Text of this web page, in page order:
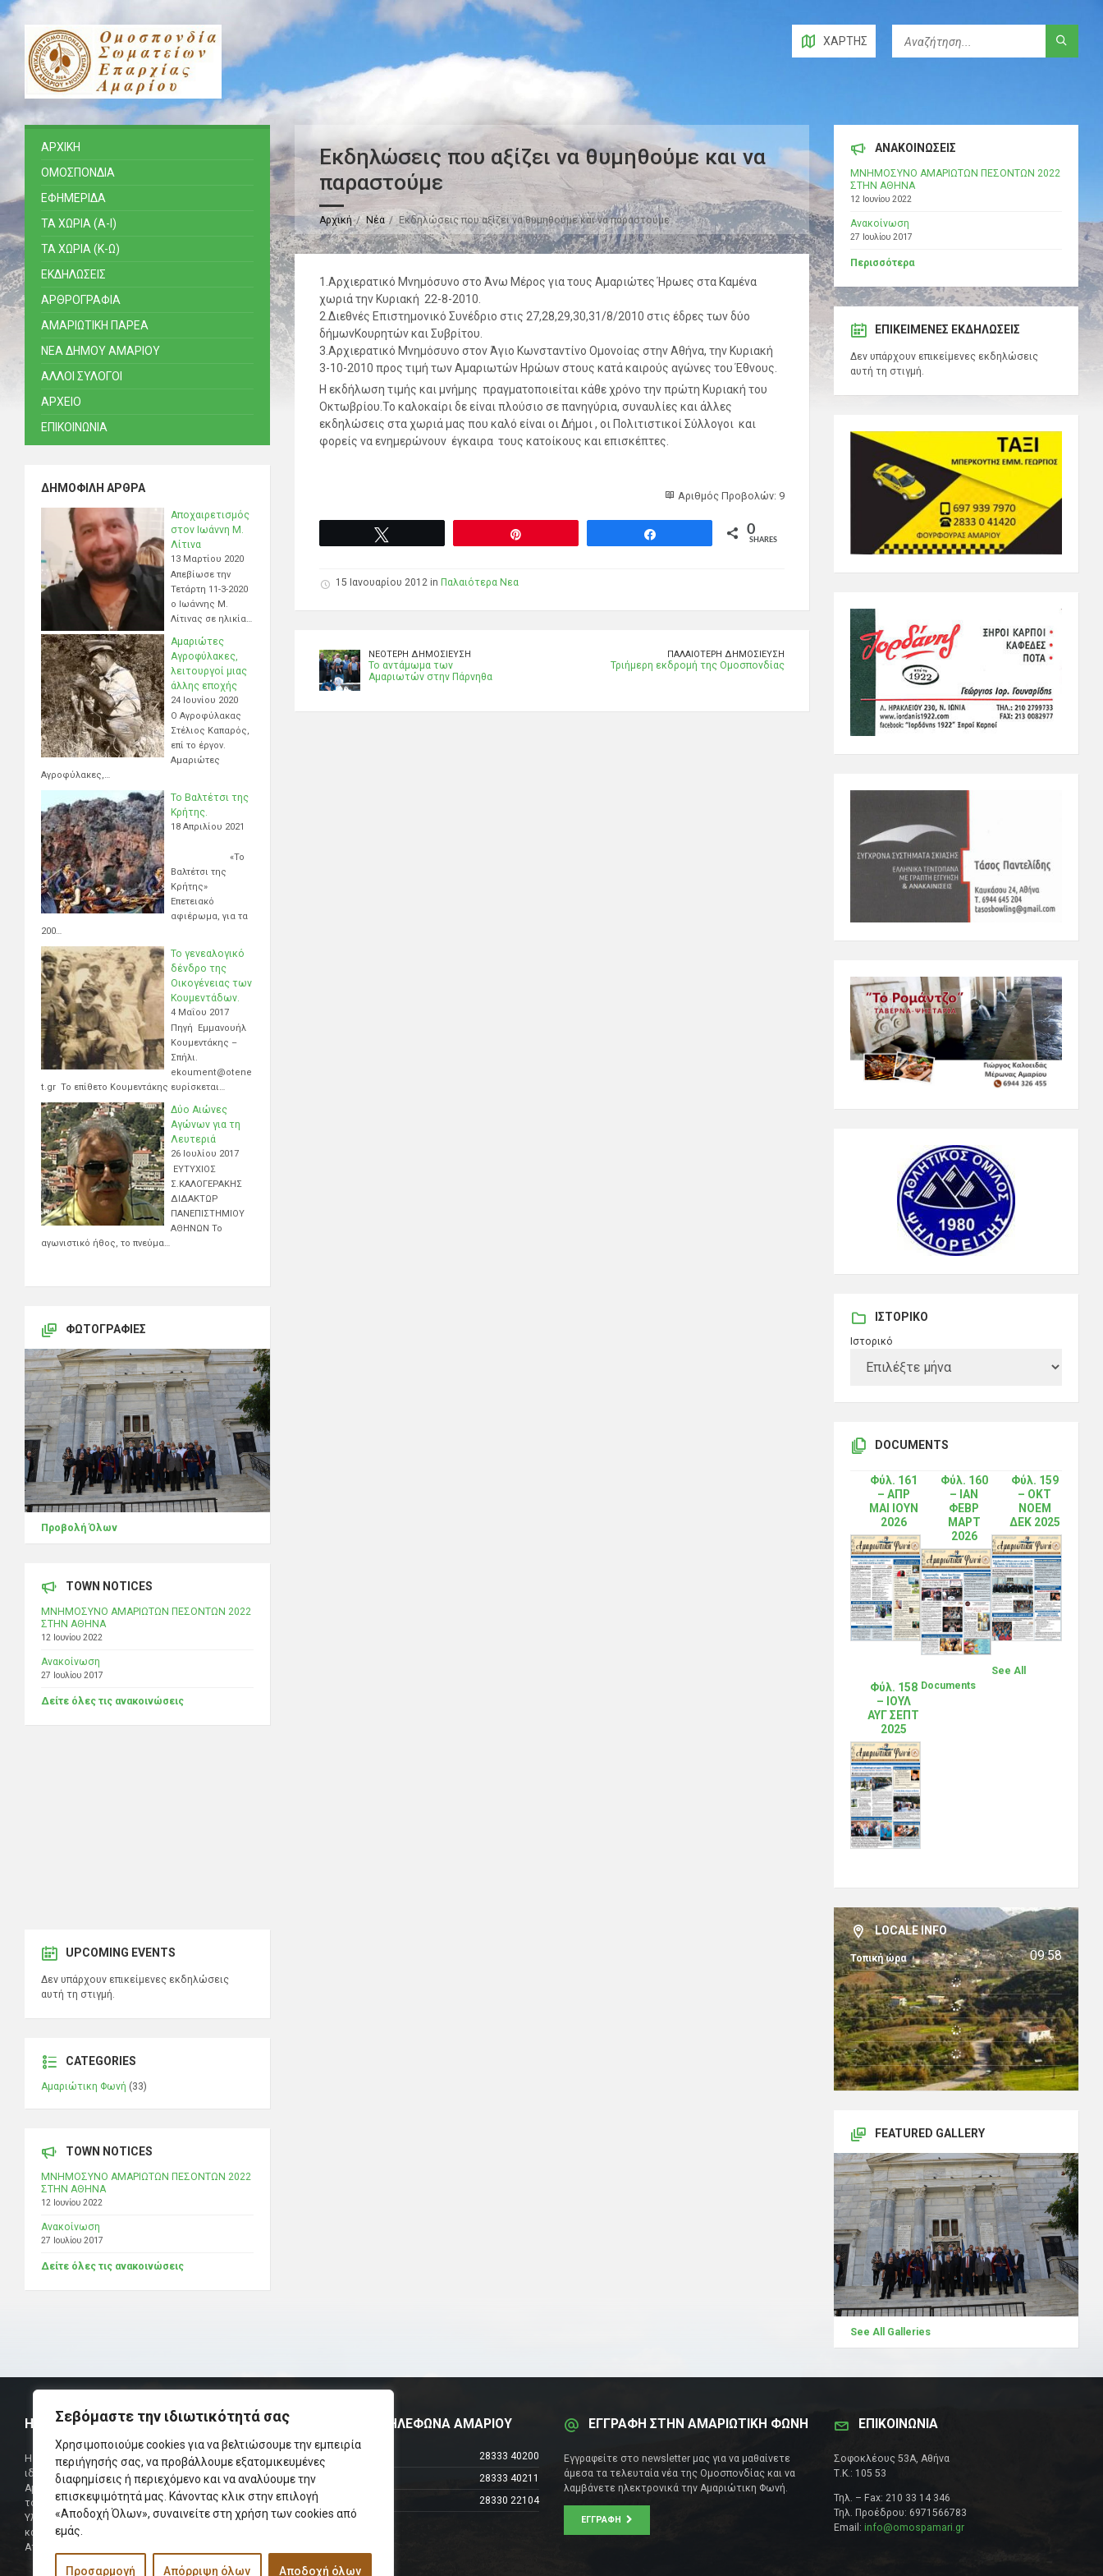
Σεβόμαστε την ιδιωτικότητά σας
Χρησιμοποιούμε cookies για να βελτιώσουμε την εμπειρία
περιήγησής σας, να προβάλλουμε εξατομικευμένες
διαφημίσεις ή περιεχόμενο και να αναλύουμε την
επισκεψιμότητά μας. Κάνοντας κλικ στην επιλογή
«Αποδοχή Όλων», συναινείτε στη χρήση των cookies από
εμάς.
Προσαρμογή Απόρριψη όλων Αποδοχή όλων
ΧΆΡΤΗΣ
Εκδηλώσεις που αξίζει να θυμηθούμε και να
παραστούμε
Αρχική Νέα Εκδηλώσεις που αξίζει να θυμηθούμε και να παραστούμε
1.Αρχιερατικό Μνημόσυνο στο Άνω Μέρος για τους Αμαριώτες Ήρωες στα Καμένα
χωριά την Κυριακή 22-8-2010.
2.Διεθνές Επιστημονικό Συνέδριο στις 27,28,29,30,31/8/2010 στις έδρες των δύο
δήμωνΚουρητών και Συβρίτου.
3.Αρχιερατικό Μνημόσυνο στον Άγιο Κωνσταντίνο Ομονοίας στην Αθήνα, την Κυριακή
3-10-2010 προς τιμή των Αμαριωτών Ηρώων στους κατά καιρούς αγώνες του Έθνους.
Η εκδήλωση τιμής και μνήμης πραγματοποιείται κάθε χρόνο την πρώτη Κυριακή του
Οκτωβρίου.Το καλοκαίρι δε είναι πλούσιο σε πανηγύρια, συναυλίες και άλλες
εκδηλώσεις στα χωριά μας που καλό είναι οι Δήμοι , οι Πολιτιστικοί Σύλλογοι και
φορείς να ενημερώνουν έγκαιρα τους κατοίκους και επισκέπτες.
Αριθμός Προβολών: 9
0
SHARES
15 Ιανουαρίου 2012 in Παλαιότερα Νεα
ΝΕΌΤΕΡΗ ΔΗΜΟΣΊΕΥΣΗ
Το αντάμωμα των
Αμαριωτών στην Πάρνηθα
ΠΑΛΑΙΌΤΕΡΗ ΔΗΜΟΣΊΕΥΣΗ
Τριήμερη εκδρομή της Ομοσπονδίας
ΑΡΧΙΚΗ
ΟΜΟΣΠΟΝΔΙΑ
ΕΦΗΜΕΡΙΔΑ
ΤΑ ΧΩΡΙΑ (Α-Ι)
ΤΑ ΧΩΡΙΑ (Κ-Ω)
ΕΚΔΗΛΩΣΕΙΣ
ΑΡΘΡΟΓΡΑΦΙΑ
ΑΜΑΡΙΩΤΙΚΗ ΠΑΡΕΑ
ΝΕΑ ΔΗΜΟΥ ΑΜΑΡΙΟΥ
ΑΛΛΟΙ ΣΥΛΟΓΟΙ
ΑΡΧΕΙΟ
ΕΠΙΚΟΙΝΩΝΙΑ
ΔΗΜΟΦΙΛΉ ΆΡΘΡΑ
Αποχαιρετισμός
στον Ιωάννη Μ.
Λίτινα
13 Μαρτίου 2020
Απεβίωσε την
Τετάρτη 11-3-2020
ο Ιωάννης Μ.
Λίτινας σε ηλικία…
Αμαριώτες
Αγροφύλακες,
λειτουργοί μιας
άλλης εποχής
24 Ιουνίου 2020
Ο Αγροφύλακας
Στέλιος Καπαρός,
επί το έργον.
Αμαριώτες
Αγροφύλακες,…
Το Βαλτέτσι της
Κρήτης.
18 Απριλίου 2021
«Το
Βαλτέτσι της
Κρήτης»
Επετειακό
αφιέρωμα, για τα
200…
Το γενεαλογικό
δένδρο της
Οικογένειας των
Κουμεντάδων.
4 Μαΐου 2017
Πηγή Εμμανουήλ
Κουμεντάκης –
Σπήλι.
ekoument@otene
t.gr Το επίθετο Κουμεντάκης ευρίσκεται…
Δύο Αιώνες
Αγώνων για τη
Λευτεριά
26 Ιουλίου 2017
ΕΥΤΥΧΙΟΣ
Σ.ΚΑΛΟΓΕΡΑΚΗΣ
ΔΙΔΑΚΤΩΡ
ΠΑΝΕΠΙΣΤΗΜΙΟΥ
ΑΘΗΝΩΝ Το
αγωνιστικό ήθος, το πνεύμα…
ΦΩΤΟΓΡΑΦΊΕΣ
Προβολή Όλων
TOWN NOTICES
ΜΝΗΜΟΣΥΝΟ ΑΜΑΡΙΩΤΩΝ ΠΕΣΟΝΤΩΝ 2022
ΣΤΗΝ ΑΘΗΝΑ
12 Ιουνίου 2022
Ανακοίνωση
27 Ιουλίου 2017
Δείτε όλες τις ανακοινώσεις
UPCOMING EVENTS
Δεν υπάρχουν επικείμενες εκδηλώσεις
αυτή τη στιγμή.
CATEGORIES
Αμαριώτικη Φωνή (33)
TOWN NOTICES
ΜΝΗΜΟΣΥΝΟ ΑΜΑΡΙΩΤΩΝ ΠΕΣΟΝΤΩΝ 2022
ΣΤΗΝ ΑΘΗΝΑ
12 Ιουνίου 2022
Ανακοίνωση
27 Ιουλίου 2017
Δείτε όλες τις ανακοινώσεις
ΑΝΑΚΟΙΝΩΣΕΙΣ
ΜΝΗΜΟΣΥΝΟ ΑΜΑΡΙΩΤΩΝ ΠΕΣΟΝΤΩΝ 2022
ΣΤΗΝ ΑΘΗΝΑ
12 Ιουνίου 2022
Ανακοίνωση
27 Ιουλίου 2017
Περισσότερα
ΕΠΙΚΕΊΜΕΝΕΣ ΕΚΔΗΛΏΣΕΙΣ
Δεν υπάρχουν επικείμενες εκδηλώσεις
αυτή τη στιγμή.
ΙΣΤΟΡΙΚΌ
Ιστορικό
DOCUMENTS
Φύλ. 161
– ΑΠΡ
ΜΑΙ ΙΟΥΝ
2026
Φύλ. 160
– ΙΑΝ
ΦΕΒΡ
ΜΑΡΤ
2026
Φύλ. 159
– ΟΚΤ
ΝΟΕΜ
ΔΕΚ 2025
Φύλ. 158
– ΙΟΥΛ
ΑΥΓ ΣΕΠΤ
2025
See All
Documents
LOCALE INFO
Τοπική ώρα 09:58
FEATURED GALLERY
See All Galleries
Η ΟΜΟΣΠΟΝΔΙΑ
Η Ομοσπονδία Σωματείων Επαρχίας Αμαρίου
ιδρύθηκε και πήρε τη θέση της Ένωσης
Αμαριωτών, που λειτουργούσε από το 1966 μέχρι
το 1984.
Υλοποιήθηκε σε συνεργασία των μελών του Δ.Σ
και των Δ.Σ των Αμαριώτικων Σωματείων της
Αττικής.
ΧΡΗΣΙΜΑ ΤΗΛΕΦΩΝΑ ΑΜΑΡΙΟΥ
Τηλεφωνικό Κέντρο
28333 40200
Δήμαρχος
28333 40211
Φαξ
28330 22104
ΕΓΓΡΑΦΗ ΣΤΗΝ ΑΜΑΡΙΩΤΙΚΗ ΦΩΝΗ
Εγγραφείτε στο newsletter μας για να μαθαίνετε
άμεσα τα τελευταία νέα της Ομοσπονδίας και να
λαμβάνετε ηλεκτρονικά την Αμαριώτικη Φωνή.
ΕΓΓΡΑΦΉ
ΕΠΙΚΟΙΝΩΝΊΑ
Σοφοκλέους 53Α, Αθήνα
Τ.Κ.: 105 53
Τηλ. – Fax: 210 33 14 346
Τηλ. Προέδρου: 6971566783
Email: info@omospamari.gr